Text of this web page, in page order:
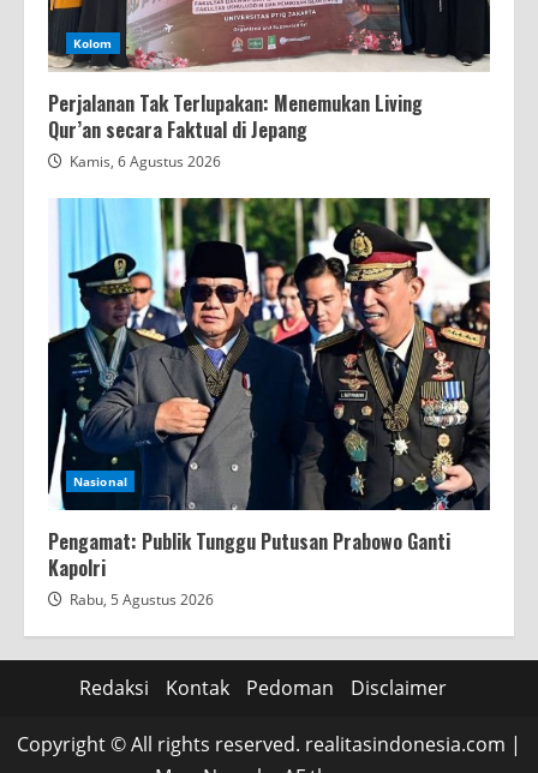
Kolom
Perjalanan Tak Terlupakan: Menemukan Living
Qur’an secara Faktual di Jepang
Kamis, 6 Agustus 2026
Nasional
Pengamat: Publik Tunggu Putusan Prabowo Ganti
Kapolri
Rabu, 5 Agustus 2026
Redaksi Kontak Pedoman Disclaimer
Copyright © All rights reserved. realitasindonesia.com |